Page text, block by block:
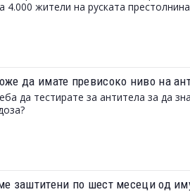
4.000 жители на руската престолнина
да имате превисоко ниво на
да тестирате за антитела за да
заштитени по шест месеци од